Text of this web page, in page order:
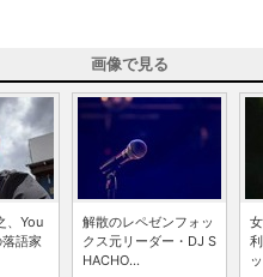
画像で見る
、You
語家
解散のレペゼンフォッ
クス元リーダー・DJ S
HACHO...